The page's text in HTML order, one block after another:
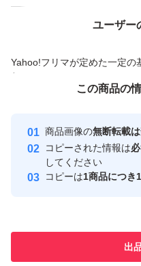
ユーザー
Yahoo!フリマが定めた一定の
付与しています
安心取引出品者
取引実績
価格の相談
この商品の
商品画像の無断転載
コピーされた情報は
してください
コピーは1商品につき
出
この商品をみている人に